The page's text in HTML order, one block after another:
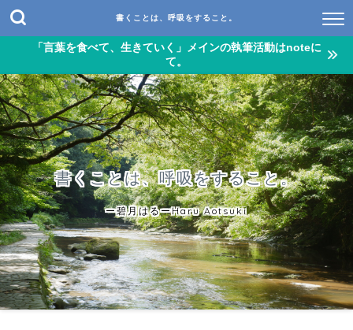
書くことは、呼吸をすること。
「言葉を食べて、生きていく」メインの執筆活動はnoteに
て。
書くことは、呼吸をすること。
ー碧月はるーHaru Aotsuki